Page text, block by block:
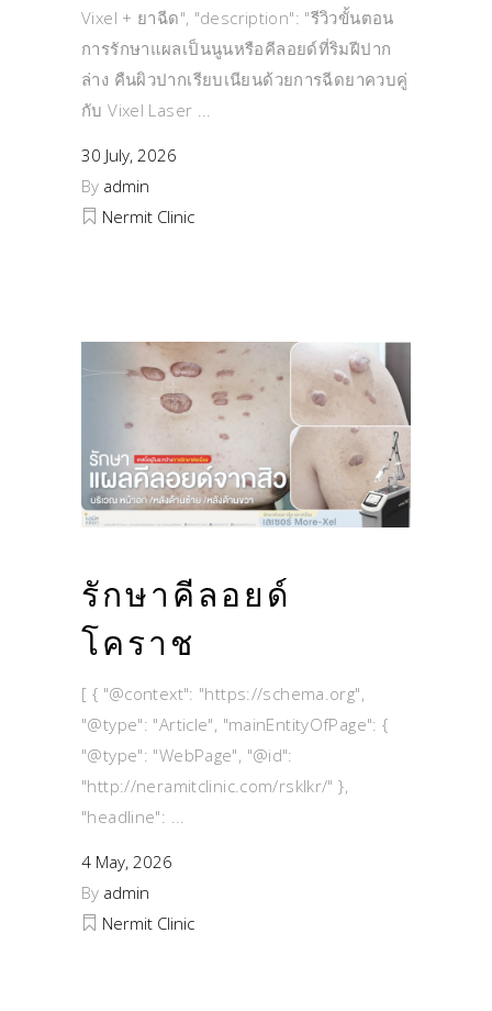
Vixel + ยาฉีด", "description": "รีวิวขั้นตอน
การรักษาแผลเป็นนูนหรือคีลอยด์ที่ริมฝีปาก
ล่าง คืนผิวปากเรียบเนียนด้วยการฉีดยาควบคู่
กับ Vixel Laser
30 July, 2026
By admin
Nermit Clinic
รักษาคีลอยด์
โคราช
[ { "@context": "https://schema.org",
"@type": "Article", "mainEntityOfPage": {
"@type": "WebPage", "@id":
"http://neramitclinic.com/rsklkr/" },
"headline":
4 May, 2026
By admin
Nermit Clinic